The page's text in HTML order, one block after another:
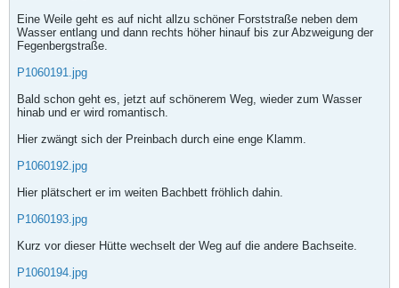
Eine Weile geht es auf nicht allzu schöner Forststraße neben dem
Wasser entlang und dann rechts höher hinauf bis zur Abzweigung der
Fegenbergstraße.
P1060191.jpg
Bald schon geht es, jetzt auf schönerem Weg, wieder zum Wasser
hinab und er wird romantisch.
Hier zwängt sich der Preinbach durch eine enge Klamm.
P1060192.jpg
Hier plätschert er im weiten Bachbett fröhlich dahin.
P1060193.jpg
Kurz vor dieser Hütte wechselt der Weg auf die andere Bachseite.
P1060194.jpg